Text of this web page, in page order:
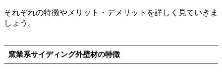
それぞれの特徴やメリット・デメリットを詳しく見ていきま
しょう。
窯業系サイディング外壁材の特徴